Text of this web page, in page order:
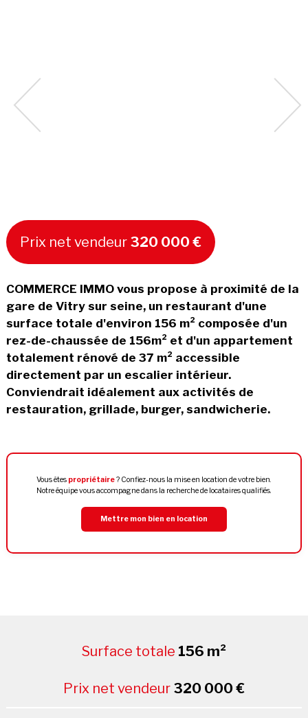
Prix net vendeur 320 000 €
COMMERCE IMMO vous propose à proximité de la
gare de Vitry sur seine, un restaurant d'une
surface totale d'environ 156 m² composée d'un
rez-de-chaussée de 156m² et d'un appartement
totalement rénové de 37 m² accessible
directement par un escalier intérieur.
Conviendrait idéalement aux activités de
restauration, grillade, burger, sandwicherie.
Vous êtes propriétaire? Confiez-nous la mise en location de votre bien.
Notre équipe vous accompagne dans la recherche de locataires qualifiés.
Mettre mon bien en location
Surface totale 156 m²
Prix net vendeur 320 000 €